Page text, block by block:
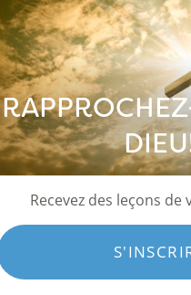
Recevez des leçons de